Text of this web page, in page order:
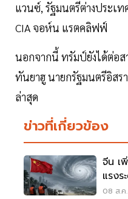
แวนซ์, รัฐมนตรีต่างประเท
CIA จอห์น แรตคลิฟฟ์
นอกจากนี้ ทรัมป์ยังได้ต่อส
ทันยาฮู นายกรัฐมนตรีอิส
ล่าสุด
ข่าวที่เกี่ยวข้อง
จีน เ
แรง
08 ส.ค